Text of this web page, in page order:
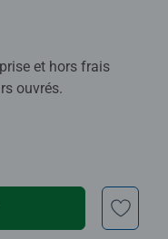
et hors frais
ouvrés.